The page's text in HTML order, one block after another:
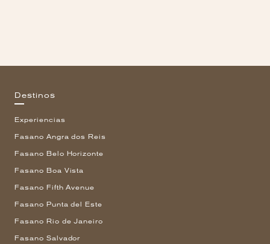
Destinos
Experiencias
Fasano Angra dos Reis
Fasano Belo Horizonte
Fasano Boa Vista
Fasano Fifth Avenue
Fasano Punta del Este
Fasano Rio de Janeiro
Fasano Salvador